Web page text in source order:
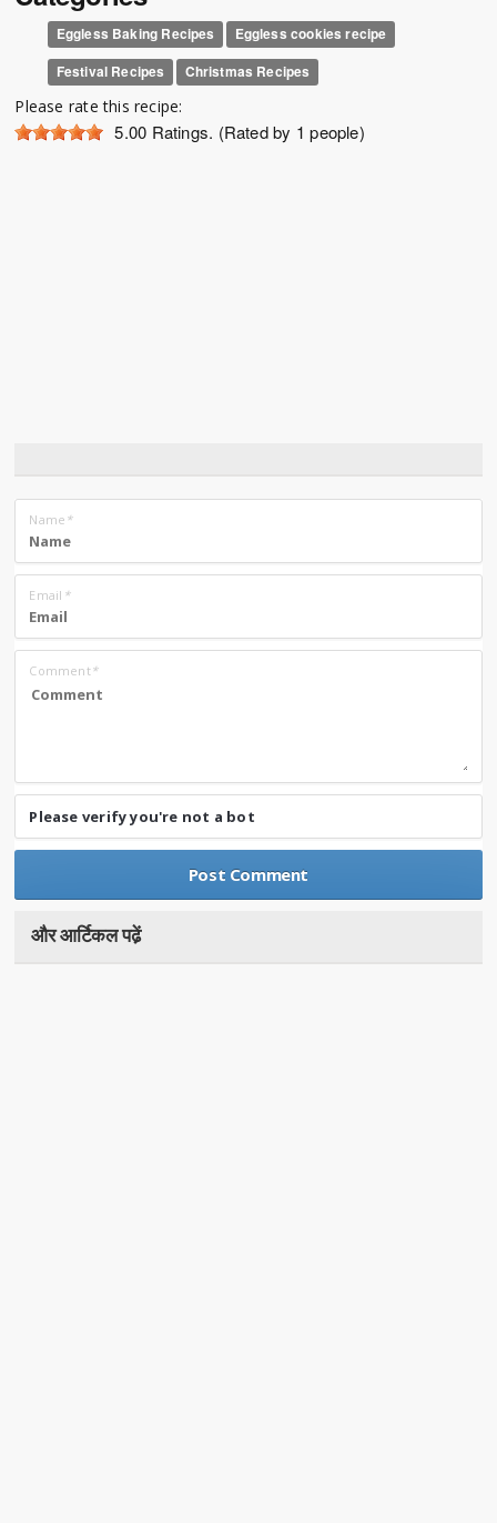
Eggless Baking Recipes
Eggless cookies recipe
Festival Recipes
Christmas Recipes
Please rate this recipe:
5.00 Ratings. (Rated by 1 people)
Name *
Email *
Comment*
Please verify you're not a bot
और आर्टिकल पढे़ं